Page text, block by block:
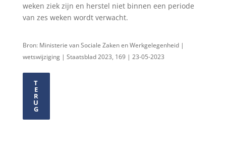
weken ziek zijn en herstel niet binnen een periode
van zes weken wordt verwacht.
Bron: Ministerie van Sociale Zaken en Werkgelegenheid |
wetswijziging | Staatsblad 2023, 169 | 23-05-2023
T
E
R
U
G